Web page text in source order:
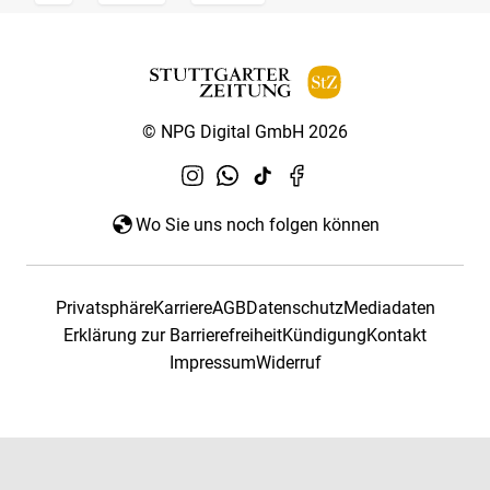
© NPG Digital GmbH 2026
Wo Sie uns noch folgen können
PrivatsphäreKarriereAGBDatenschutzMediadaten
Erklärung zur BarrierefreiheitKündigungKontakt
ImpressumWiderruf